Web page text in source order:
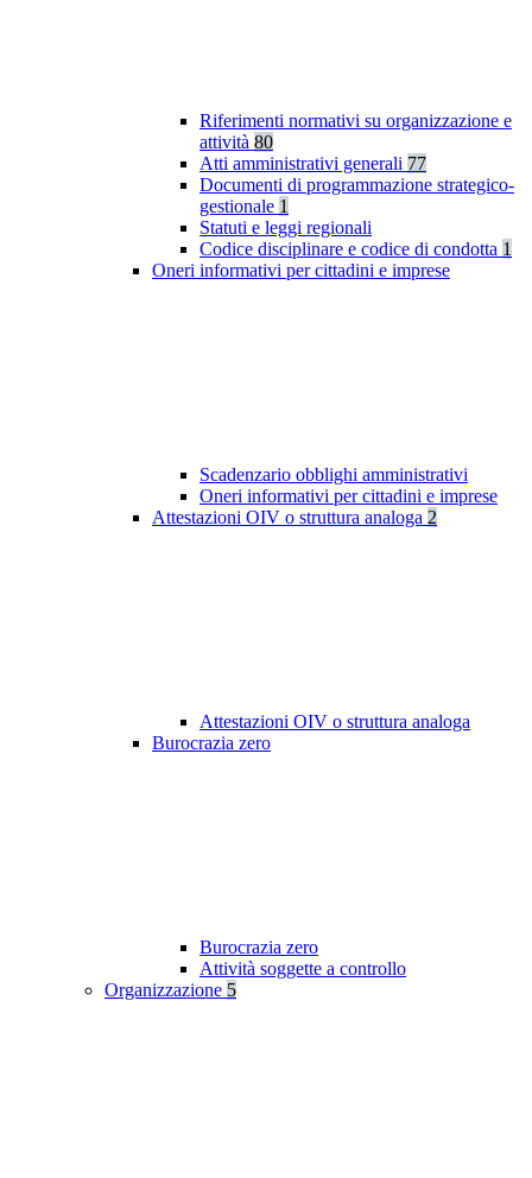
Riferimenti normativi su organizzazione e
attività 80
Atti amministrativi generali 77
Documenti di programmazione strategico-
gestionale 1
Statuti e leggi regionali
Codice disciplinare e codice di condotta 1
Oneri informativi per cittadini e imprese
Scadenzario obblighi amministrativi
Oneri informativi per cittadini e imprese
Attestazioni OIV o struttura analoga 2
Attestazioni OIV o struttura analoga
Burocrazia zero
Burocrazia zero
Attività soggette a controllo
Organizzazione 5